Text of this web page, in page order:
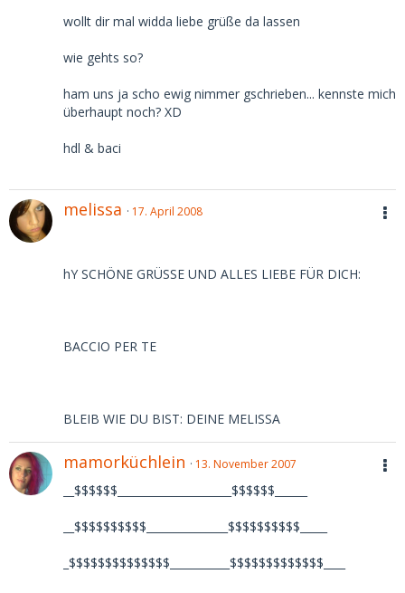
wollt dir mal widda liebe grüße da lassen
wie gehts so?
ham uns ja scho ewig nimmer gschrieben... kennste mich
überhaupt noch? XD
hdl & baci
melissa 17. April 2008
hY SCHÖNE GRÜSSE UND ALLES LIEBE FÜR DICH:
BACCIO PER TE
BLEIB WIE DU BIST: DEINE MELISSA
mamorküchlein 13. November 2007
__$$$$$$_____________________$$$$$$______
__$$$$$$$$$$_______________$$$$$$$$$$_____
_$$$$$$$$$$$$$$___________$$$$$$$$$$$$$____